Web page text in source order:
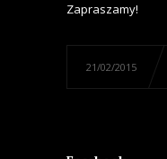
Zapraszamy!
21/02/2015